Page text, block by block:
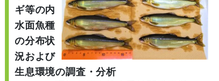
ギ等の内
水面魚種
の分布状
況および
生息環境の調査・分析